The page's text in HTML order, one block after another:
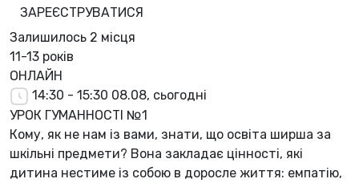
ЗАРЕЄСТРУВАТИСЯ
Залишилось 2 місця
11-13 років
ОНЛАЙН
14:30 - 15:30 08.08, сьогодні
УРОК ГУМАННОСТІ №1
Кому, як не нам із вами, знати, що освіта ширша за
шкільні предмети? Вона закладає цінності, які
дитина нестиме із собою в доросле життя: емпатію,